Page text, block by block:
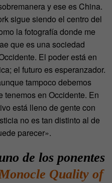
y ese es China.
sigue siendo el centro del
la fotografía donde me
que es una sociedad
El poder está en
el futuro es esperanzador.
tampoco debemos
tenemos en Occidente. En
está lleno de gente con
no es tan distinto al de
parecer».
de los ponentes
Quality of